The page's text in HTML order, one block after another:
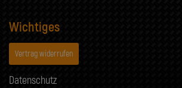
Wichtiges
Vertrag widerrufen
Datenschutz